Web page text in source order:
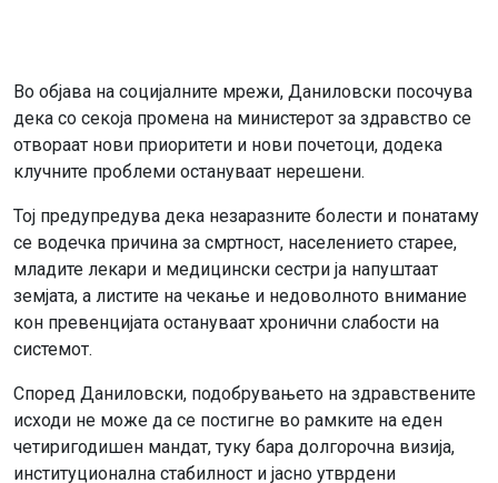
Во објава на социјалните мрежи, Даниловски посочува
дека со секоја промена на министерот за здравство се
отвораат нови приоритети и нови почетоци, додека
клучните проблеми остануваат нерешени.
Тој предупредува дека незаразните болести и понатаму
се водечка причина за смртност, населението старее,
младите лекари и медицински сестри ја напуштаат
земјата, а листите на чекање и недоволното внимание
кон превенцијата остануваат хронични слабости на
системот.
Според Даниловски, подобрувањето на здравствените
исходи не може да се постигне во рамките на еден
четиригодишен мандат, туку бара долгорочна визија,
институционална стабилност и јасно утврдени